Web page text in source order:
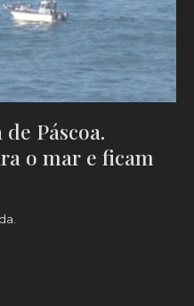
Páscoa.
o mar e ficam